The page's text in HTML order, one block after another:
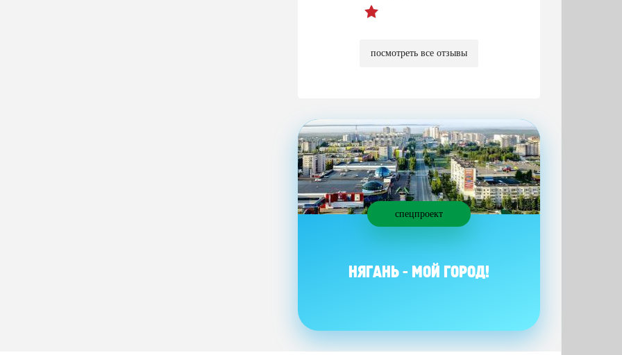
посмотреть все отзывы
спецпроект
НЯГАНЬ - МОЙ ГОРОД!